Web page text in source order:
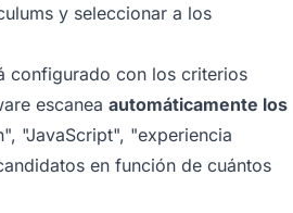
y seleccionar a los
configurado con los criterios
escanea automáticamente los
"JavaScript", "experiencia
en función de cuántos